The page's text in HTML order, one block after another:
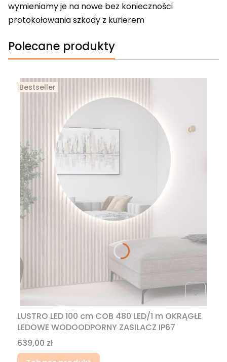
wymieniamy je na nowe bez konieczności
protokołowania szkody z kurierem
Polecane produkty
Bestseller
LUSTRO LED 100 cm COB 480 LED/1 m OKRĄGŁE
LEDOWE WODOODPORNY ZASILACZ IP67
Cena
639,00 zł